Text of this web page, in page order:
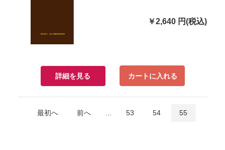
￥2,640 円(税込)
詳細を見る カートに入れる
最初へ 前へ 53 54 55